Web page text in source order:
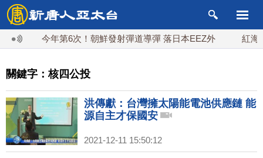
今年第6次！朝鮮發射彈道導彈 落日本EEZ外 紅海戰
關鍵字：核四公投
洪傳獻：台灣擁太陽能電池供應鏈 能
源自主才保國安
2021-12-11 15:50:12